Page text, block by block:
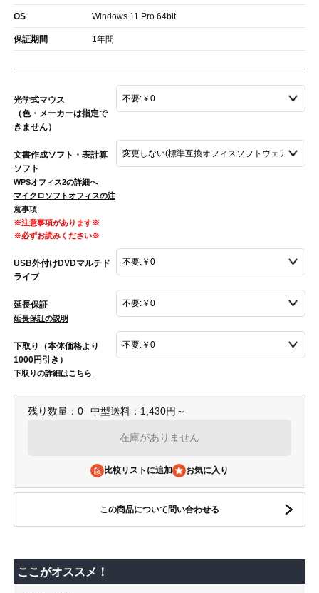
OS Windows 11 Pro 64bit
保証期間 1年間
光学式マウス
（色・メーカーは指定で
きません）
文書作成ソフト・表計算
ソフト
WPSオフィス2の詳細へ
マイクロソフトオフィスの注
意事項
※注意事項があります※
※必ずお読みください※
USB外付けDVDマルチド
ライブ
延長保証
延長保証の説明
下取り（本体価格より
1000円引き）
下取りの詳細はこちら
残り数量：0 中型送料：1,430円～
在庫がありません
比較リストに追加
この商品について問い合わせる
ここがオススメ！